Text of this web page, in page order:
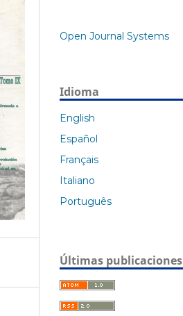
Open Journal Systems
Idioma
English
Español
Français
Italiano
Português
Últimas publicaciones